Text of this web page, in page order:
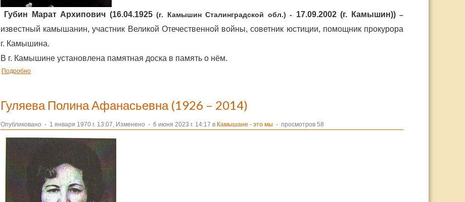
Губин Марат Архипович (16.04.1925(г. Камышин Сталинградской обл.) - 17.09.2002 (г. Камышин))–
известный камышанин, участник Великой Отечественной войны, советник юстиции, помощник прокурора
г. Камышина.
В г. Камышине установлена памятная доска в память о нём.
Подробно
Гуляева Полина Афанасьевна (1926 – 2014)
Опубликовано - 1 января 1970 г. 13:07, Изменено - 6 июня 2023 г. 14:17 в Камышане - это мы - просмотров 58